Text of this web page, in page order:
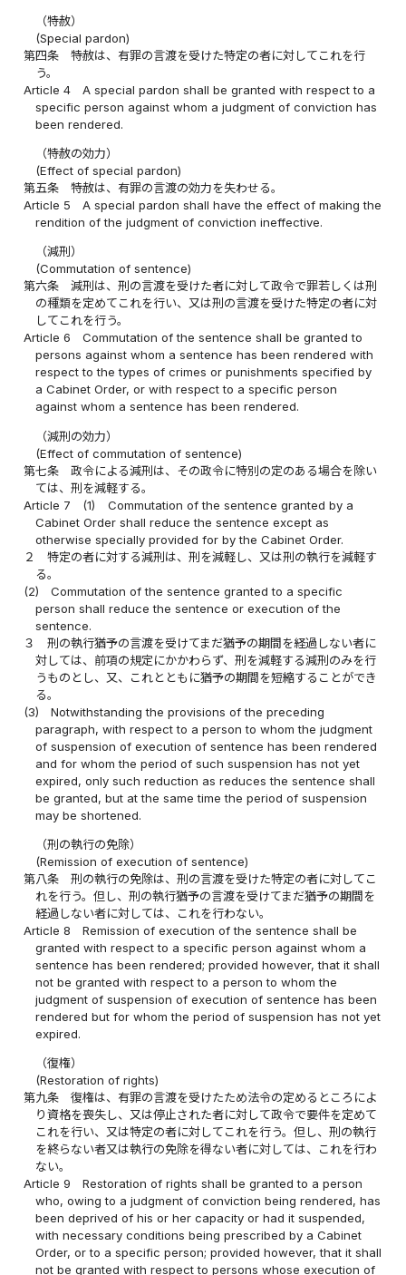
（特赦）
(Special pardon)
第四条
特赦は、有罪の言渡を受けた特定の者に対してこれを行
う。
Article 4
A special pardon shall be granted with respect to a
specific person against whom a judgment of conviction has
been rendered.
（特赦の効力）
(Effect of special pardon)
第五条
特赦は、有罪の言渡の効力を失わせる。
Article 5
A special pardon shall have the effect of making the
rendition of the judgment of conviction ineffective.
（減刑）
(Commutation of sentence)
第六条
減刑は、刑の言渡を受けた者に対して政令で罪若しくは刑
の種類を定めてこれを行い、又は刑の言渡を受けた特定の者に対
してこれを行う。
Article 6
Commutation of the sentence shall be granted to
persons against whom a sentence has been rendered with
respect to the types of crimes or punishments specified by
a Cabinet Order, or with respect to a specific person
against whom a sentence has been rendered.
（減刑の効力）
(Effect of commutation of sentence)
第七条
政令による減刑は、その政令に特別の定のある場合を除い
ては、刑を減軽する。
Article 7
(1)
Commutation of the sentence granted by a
Cabinet Order shall reduce the sentence except as
otherwise specially provided for by the Cabinet Order.
２
特定の者に対する減刑は、刑を減軽し、又は刑の執行を減軽す
る。
(2)
Commutation of the sentence granted to a specific
person shall reduce the sentence or execution of the
sentence.
３
刑の執行猶予の言渡を受けてまだ猶予の期間を経過しない者に
対しては、前項の規定にかかわらず、刑を減軽する減刑のみを行
うものとし、又、これとともに猶予の期間を短縮することができ
る。
(3)
Notwithstanding the provisions of the preceding
paragraph, with respect to a person to whom the judgment
of suspension of execution of sentence has been rendered
and for whom the period of such suspension has not yet
expired, only such reduction as reduces the sentence shall
be granted, but at the same time the period of suspension
may be shortened.
（刑の執行の免除）
(Remission of execution of sentence)
第八条
刑の執行の免除は、刑の言渡を受けた特定の者に対してこ
れを行う。但し、刑の執行猶予の言渡を受けてまだ猶予の期間を
経過しない者に対しては、これを行わない。
Article 8
Remission of execution of the sentence shall be
granted with respect to a specific person against whom a
sentence has been rendered; provided however, that it shall
not be granted with respect to a person to whom the
judgment of suspension of execution of sentence has been
rendered but for whom the period of suspension has not yet
expired.
（復権）
(Restoration of rights)
第九条
復権は、有罪の言渡を受けたため法令の定めるところによ
り資格を喪失し、又は停止された者に対して政令で要件を定めて
これを行い、又は特定の者に対してこれを行う。但し、刑の執行
を終らない者又は執行の免除を得ない者に対しては、これを行わ
ない。
Article 9
Restoration of rights shall be granted to a person
who, owing to a judgment of conviction being rendered, has
been deprived of his or her capacity or had it suspended,
with necessary conditions being prescribed by a Cabinet
Order, or to a specific person; provided however, that it shall
not be granted with respect to persons whose execution of